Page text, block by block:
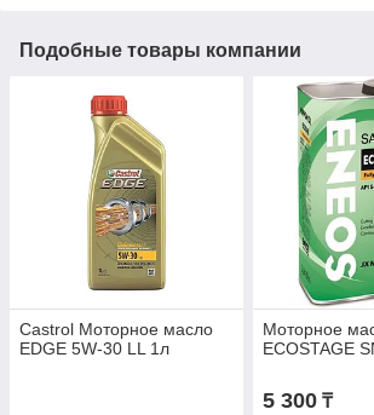
Подобные товары компании
Castrol Моторное масло
EDGE 5W-30 LL 1л
Моторное
ECOSTAGE
5 300₸